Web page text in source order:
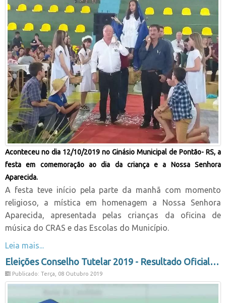
Aconteceu no dia 12/10/2019 no Ginásio Municipal de Pontão- RS, a
festa em comemoração ao dia da criança e a Nossa Senhora
Aparecida.
A festa teve início pela parte da manhã com momento
religioso, a mística em homenagem a Nossa Senhora
Aparecida, apresentada pelas crianças da oficina de
música do CRAS e das Escolas do Município.
Leia mais...
Eleições Conselho Tutelar 2019 - Resultado Oficial
Publicado: Terça, 08 Outubro 2019